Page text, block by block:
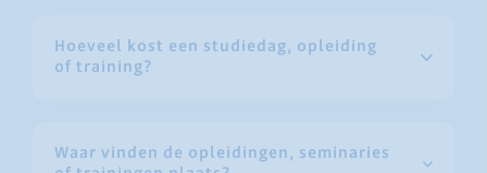
Hoeveel kost een studiedag, opleiding
of training?
Waar vinden de opleidingen, seminaries